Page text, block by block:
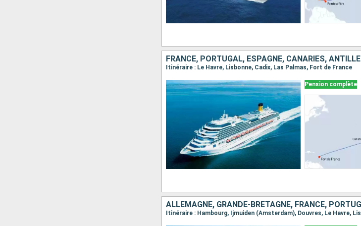
FRANCE, PORTUGAL, ESPAGNE, CANARIES,
Itinéraire : Le Havre, Lisbonne, Cadix, Las Palmas, Fort de France
Pension complète
Itinéraire : Hambourg, Ijmuiden (Amsterdam), Douvres, Le Havre,